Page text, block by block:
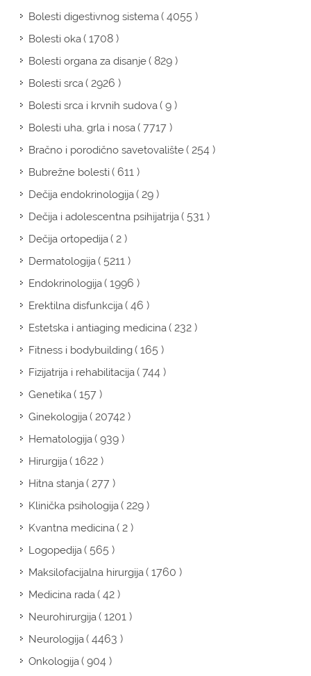
Bolesti digestivnog sistema( 4055 )
Bolesti oka( 1708 )
Bolesti organa za disanje( 829 )
Bolesti srca( 2926 )
Bolesti srca i krvnih sudova( 9 )
Bolesti uha, grla i nosa( 7717 )
Bračno i porodično savetovalište( 254 )
Bubrežne bolesti( 611 )
Dečija endokrinologija( 29 )
Dečija i adolescentna psihijatrija( 531 )
Dečija ortopedija( 2 )
Dermatologija( 5211 )
Endokrinologija( 1996 )
Erektilna disfunkcija( 46 )
Estetska i antiaging medicina( 232 )
Fitness i bodybuilding( 165 )
Fizijatrija i rehabilitacija( 744 )
Genetika( 157 )
Ginekologija( 20742 )
Hematologija( 939 )
Hirurgija( 1622 )
Hitna stanja( 277 )
Klinička psihologija( 229 )
Kvantna medicina( 2 )
Logopedija( 565 )
Maksilofacijalna hirurgija( 1760 )
Medicina rada( 42 )
Neurohirurgija( 1201 )
Neurologija( 4463 )
Onkologija( 904 )